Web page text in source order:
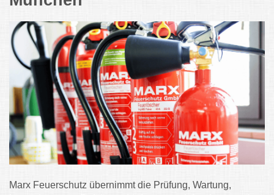
Marx Feuerschutz übernimmt die Prüfung, Wartung,